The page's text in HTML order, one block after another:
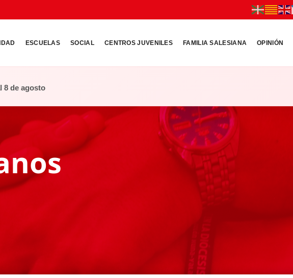
ESCUELAS SOCIAL CENTROS JUVENILES FAMILIA SALESIANA OPINIÓN
8 de agosto